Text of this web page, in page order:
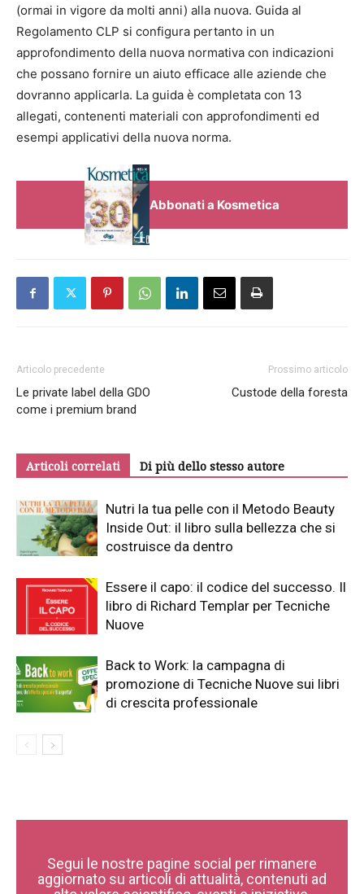
(ormai in vigore da molti anni) alla nuova. Guida al
Regolamento CLP si configura pertanto in un
approfondimento della nuova normativa con indicazioni
che possano fornire un aiuto efficace alle aziende che
dovranno applicarla. La guida è completata con 13
allegati, contenenti materiali con approfondimenti ed
esempi applicativi della nuova norma.
Abbonati a Kosmetica
Articolo precedente
Le private label della GDO
come i premium brand
Prossimo articolo
Custode della foresta
Articoli correlati Di più dello stesso autore
Nutri la tua pelle con il Metodo Beauty
Inside Out: il libro sulla bellezza che si
costruisce da dentro
Essere il capo: il codice del successo. Il
libro di Richard Templar per Tecniche
Nuove
Back to Work: la campagna di
promozione di Tecniche Nuove sui libri
di crescita professionale
Segui le nostre pagine social per rimanere
aggiornato su articoli di attualità, contenuti ad